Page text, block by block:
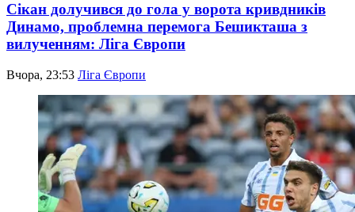
Сікан долучився до гола у ворота кривдників
Динамо, проблемна перемога Бешикташа з
вилученням: Ліга Європи
Вчора, 23:53 Ліга Європи